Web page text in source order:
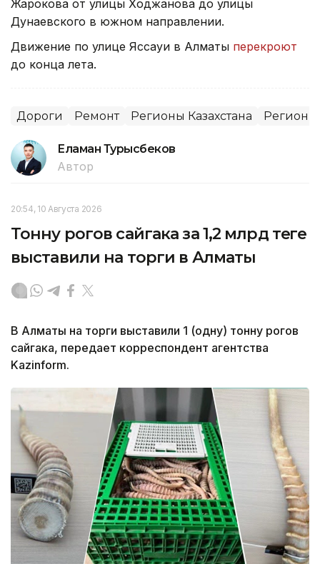
Жарокова от улицы Ходжанова до улицы
Дунаевского в южном направлении.
Движение по улице Яссауи в Алматы перекроют
до конца лета.
Дороги Ремонт Регионы Казахстана Регионы
Еламан Турысбеков
Автор
20:54, 10 Августа 2026
Тонну рогов сайгака за 1,2 млрд теңге
выставили на торги в Алматы
В Алматы на торги выставили 1 (одну) тонну рогов
сайгака, передает корреспондент агентства
Kazinform.